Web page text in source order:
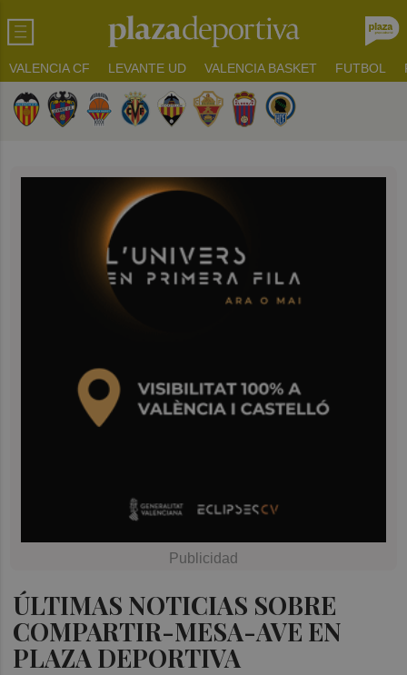
VALENCIA CF LEVANTE UD VALENCIA BASKET FUTBOL
ÚLTIMAS NOTICIAS SOBRE
COMPARTIR-MESA-AVE EN
PLAZA DEPORTIVA